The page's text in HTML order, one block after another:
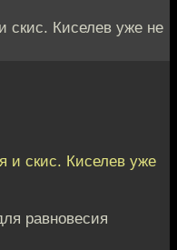
скис. Киселев уже не
и скис. Киселев уже
равновесия